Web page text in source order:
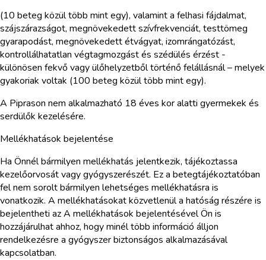
(10 beteg közül több mint egy), valamint a felhasi fájdalmat,
szájszárazságot, megnövekedett szívfrekvenciát, testtömeg
gyarapodást, megnövekedett étvágyat, izomrángatózást,
kontrollálhatatlan végtagmozgást és szédülés érzést -
különösen fekvő vagy ülőhelyzetből történő felállásnál – melyek
gyakoriak voltak (100 beteg közül több mint egy).
A Piprason nem alkalmazható 18 éves kor alatti gyermekek és
serdülők kezelésére.
Mellékhatások bejelentése
Ha Önnél bármilyen mellékhatás jelentkezik, tájékoztassa
kezelőorvosát vagy gyógyszerészét. Ez a betegtájékoztatóban
fel nem sorolt bármilyen lehetséges mellékhatásra is
vonatkozik. A mellékhatásokat közvetlenül a hatóság részére is
bejelentheti az A mellékhatások bejelentésével Ön is
hozzájárulhat ahhoz, hogy minél több információ álljon
rendelkezésre a gyógyszer biztonságos alkalmazásával
kapcsolatban.